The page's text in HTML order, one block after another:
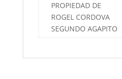
PROPIEDAD DE
ROGEL CORDOVA
SEGUNDO AGAPITO